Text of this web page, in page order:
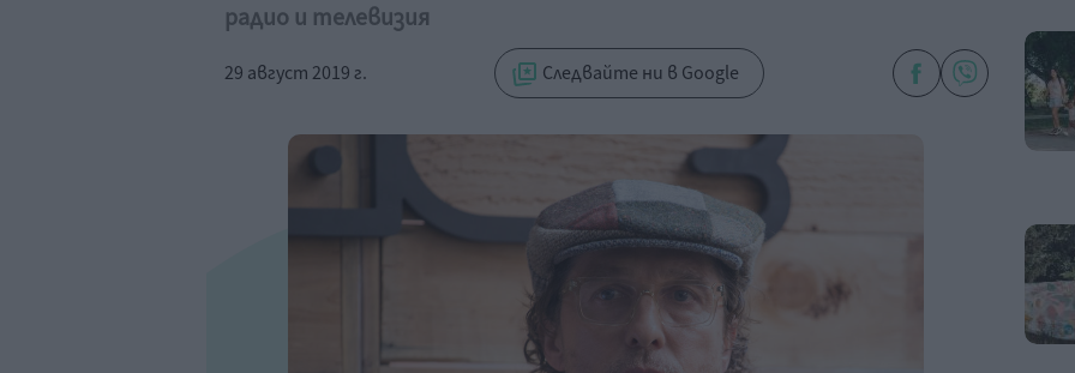
радио и телевизия
29 август 2019 г. Следвайте ни в Google